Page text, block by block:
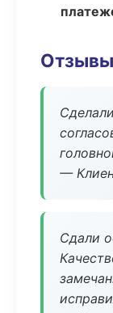
Отзывы
—
Сдали